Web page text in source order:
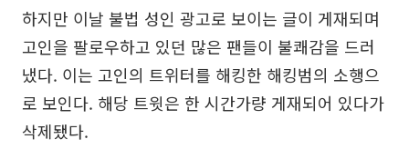
하지만 이날 불법 성인 광고로 보이는 글이 게재되며
고인을 팔로우하고 있던 많은 팬들이 불쾌감을 드러
냈다. 이는 고인의 트위터를 해킹한 해킹범의 소행으
로 보인다. 해당 트윗은 한 시간가량 게재되어 있다가
삭제됐다.